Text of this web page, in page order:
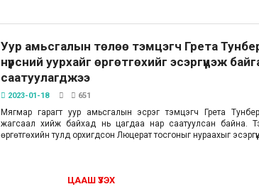
Уур амьсгалын төлөө тэмцэгч Грета
нүүрсний уурхайг өргөтгөхийг эсэргүүцэж
саатуулагджээ
2023-01-18 651
Мягмар гарагт уур амьсгалын эсрэг тэмцэгч Грета
жагсаал хийж байхад нь цагдаа нар саатуулсан байна.
өргөтгөхийн тулд орхигдсон Люцерат тосгоныг нураахыг
ЦААШ ҮЗЭХ